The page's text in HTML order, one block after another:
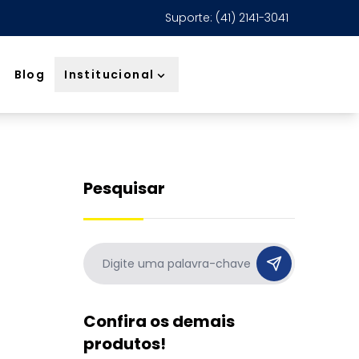
Suporte: (41) 2141-3041
Blog Institucional
Pesquisar
Ir para post
Confira os demais
produtos!